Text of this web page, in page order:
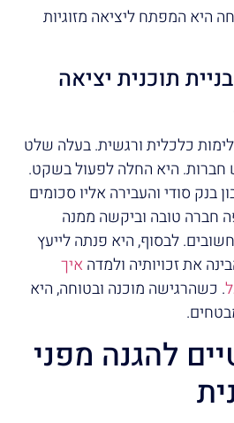
היא המפתח ליציאה מזוגיות
תוכנית יציאה
כלכלית ורגשית. בעלה שלט
חברות. היא החלה לפעול בשקט.
סודי והעבירה אליו סכומים
חברה טובה וביקשה ממנה
לבסוף, היא פנתה לייעץ
את זכויותיה ולמדה איך
. כשהרגישה מוכנה ובטוחה, היא
להגנה מפני